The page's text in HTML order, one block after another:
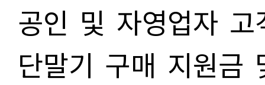
공인 및 자영업자
단말기 구매 지원금